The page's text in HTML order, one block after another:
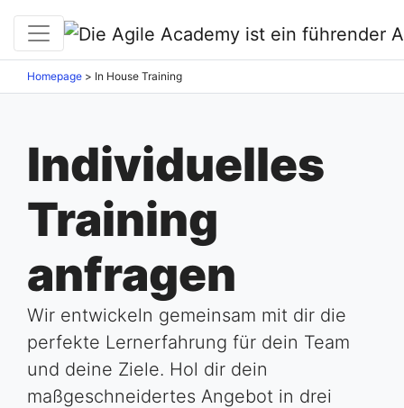
Homepage > In House Training
Individuelles
Training
anfragen
Wir entwickeln gemeinsam mit dir die
perfekte Lernerfahrung für dein Team
und deine Ziele. Hol dir dein
maßgeschneidertes Angebot in drei